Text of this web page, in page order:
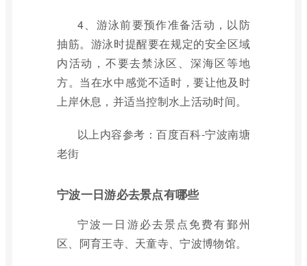
4、游泳前要预作准备活动，以防
抽筋。游泳时提醒要在规定的安全区域
内活动，不要去禁泳区、深海区等地
方。当在水中感觉不适时，要让他及时
上岸休息，并适当控制水上活动时间。
以上内容参考：百度百科-宁波南塘
老街
宁波一日游必去景点有哪些
宁波一日游必去景点免费有鄞州
区、阿育王寺、天童寺、宁波博物馆。